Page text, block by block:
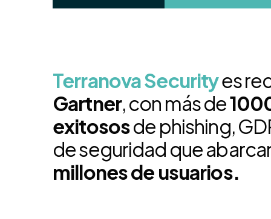
Terranova Securityes
Gartner, con más de
exitososde phishing,
de seguridad que
millones de usuarios.